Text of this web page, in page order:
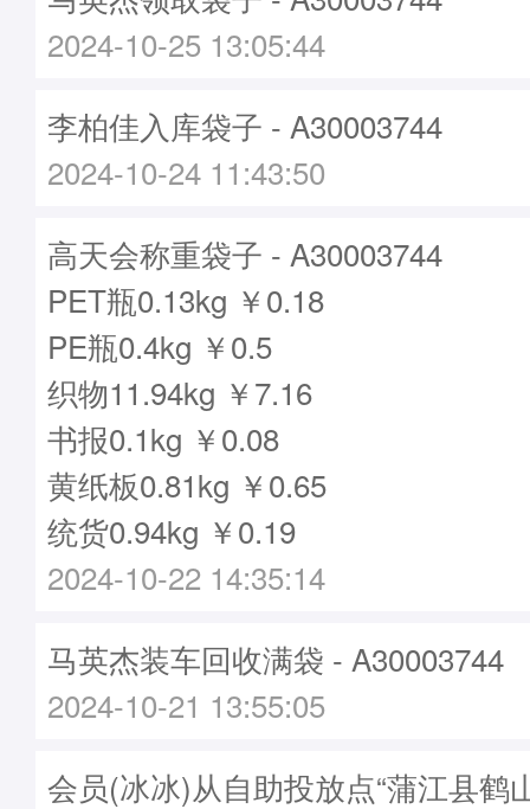
2024-10-25 13:05:44
李柏佳入库袋子 - A30003744
2024-10-24 11:43:50
高天会称重袋子 - A30003744
PET瓶0.13kg ￥0.18
PE瓶0.4kg ￥0.5
织物11.94kg ￥7.16
书报0.1kg ￥0.08
黄纸板0.81kg ￥0.65
统货0.94kg ￥0.19
2024-10-22 14:35:14
马英杰装车回收满袋 - A30003744
2024-10-21 13:55:05
会员(冰冰)从自助投放点“蒲江县鹤